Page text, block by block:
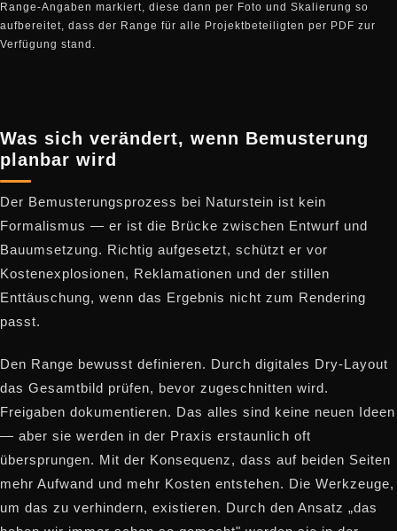
Range-Angaben markiert, diese dann per Foto und Skalierung so
aufbereitet, dass der Range für alle Projektbeteiligten per PDF zur
Verfügung stand.
Was sich verändert, wenn Bemusterung
planbar wird
Der Bemusterungsprozess bei Naturstein ist kein
Formalismus — er ist die Brücke zwischen Entwurf und
Bauumsetzung. Richtig aufgesetzt, schützt er vor
Kostenexplosionen, Reklamationen und der stillen
Enttäuschung, wenn das Ergebnis nicht zum Rendering
passt.
Den Range bewusst definieren. Durch digitales Dry-Layout
das Gesamtbild prüfen, bevor zugeschnitten wird.
Freigaben dokumentieren. Das alles sind keine neuen Ideen
— aber sie werden in der Praxis erstaunlich oft
übersprungen. Mit der Konsequenz, dass auf beiden Seiten
mehr Aufwand und mehr Kosten entstehen. Die Werkzeuge,
um das zu verhindern, existieren. Durch den Ansatz „das